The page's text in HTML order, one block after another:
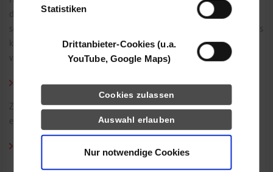
Statistiken
Drittanbieter-Cookies (u.a.
YouTube, Google Maps)
Cookies zulassen
Auswahl erlauben
Nur notwendige Cookies
durch ein neues Angebot für Studierende ersetzt. In der
sogenannten Student Zone stehen zahlreiche SAP Learning Journeys
kostenlos zur Verfügung. Die Angebote können, soweit bei der SAP
verfügbar, individuell und zeitlich unabhängig belegt werden.
Informationen zur SAP Learning Student Zone
Zertifizierungen können ebenfalls gebucht werden. Hierfür gibt es
einen vergünstigten Studierendentarif: